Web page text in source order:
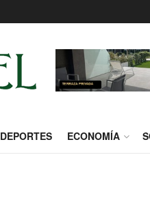
DEPORTES ECONOMÍA